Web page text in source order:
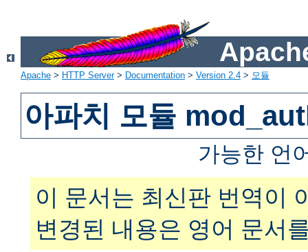
Apache > HTTP Server> Documentation > Version 2.4 > 모듈
아파치 모듈
가능한 언
이 문서는 최신판 번역이
변경된 내용은 영어 문서